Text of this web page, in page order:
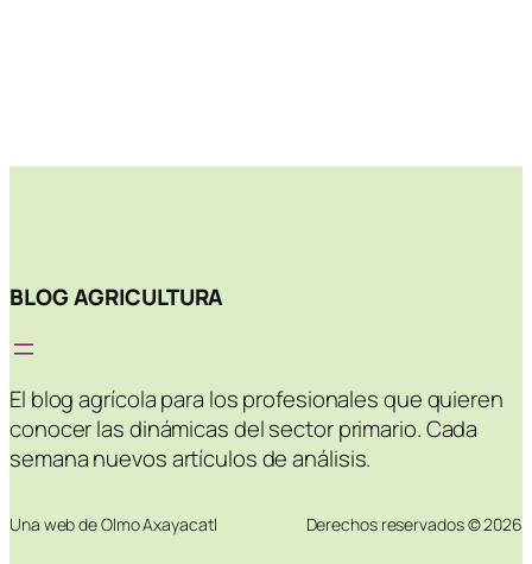
BLOG AGRICULTURA
El blog agrícola para los profesionales que quieren
conocer las dinámicas del sector primario. Cada
semana nuevos artículos de análisis.
Una web de Olmo Axayacatl Derechos reservados © 2026